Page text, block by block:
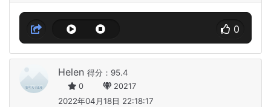
0
Helen 得分：95.4
0 20217
2022年04月18日 22:18:17